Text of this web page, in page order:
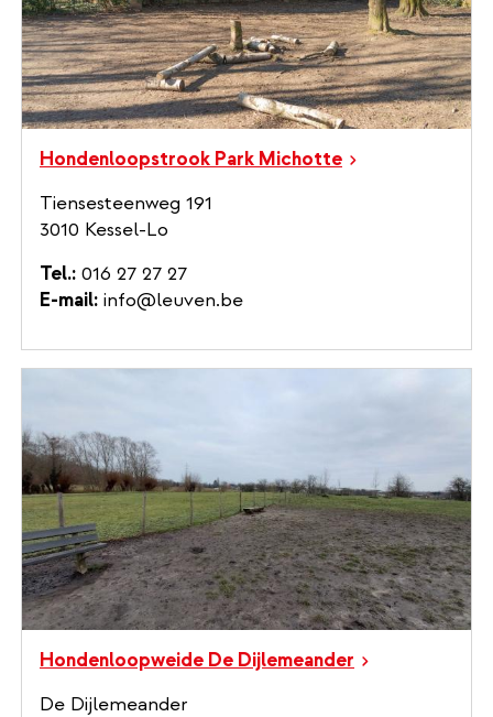
Hondenloopstrook Park Michotte
Tiensesteenweg 191
3010 Kessel-Lo
Tel. 016 27 27 27
E-mail info@leuven.be
Hondenloopweide De Dijlemeander
De Dijlemeander